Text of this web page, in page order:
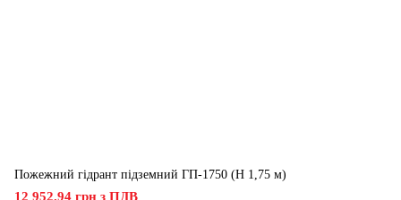
Пожежний гідрант підземний ГП-1750 (H 1,75 м)
12 952.94 грн з ПДВ